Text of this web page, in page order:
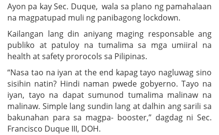
Ayon pa kay Sec. Duque, wala sa plano ng pamahalaan
na magpatupad muli ng panibagong lockdown.
Kailangan lang din aniyang maging responsable ang
publiko at patuloy na tumalima sa mga umiiral na
health at safety prorocols sa Pilipinas.
“Nasa tao na iyan at the end kapag tayo nagluwag sino
sisihin natin? Hindi naman pwede gobyerno. Tayo na
iyan, tayo na dapat sumunod tumalima malinaw na
malinaw. Simple lang sundin lang at dalhin ang sarili sa
bakunahan para sa magpa- booster,” dagdag ni Sec.
Francisco Duque III, DOH.